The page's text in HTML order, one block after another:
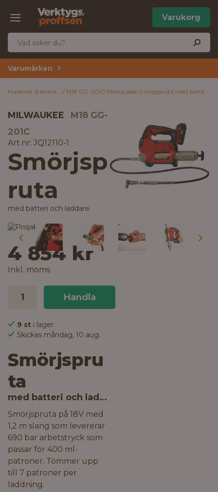
Varukorg
Varumärken
Maskiner & elverktyg M18 GG-201C Milwaukee Smörjspruta med batteri och laddare
MILWAUKEE
M18 GG-
201C
Art.nr: JQ12110-1
Smörjsp
ruta
med batteri och laddare
4 854 kr
Inkl. moms
Handla
9 st i lager
Skickas måndag, 10 aug.
Smörjspru
ta
med batteri och laddare
Smörjspruta på 18V med
1,2 m slang som levererar
690 bar arbetstryck som
passar för 400 ml-
patroner. Tömmer upp
till 7 patroner per
laddning.